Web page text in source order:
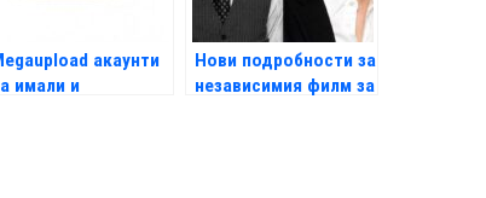
акаунти
имали и
Нови подробности за
независимия филм за